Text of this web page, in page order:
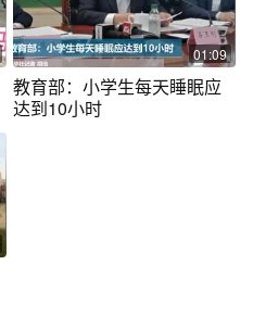
01:09
教育部：小学生每天睡眠应
达到10小时